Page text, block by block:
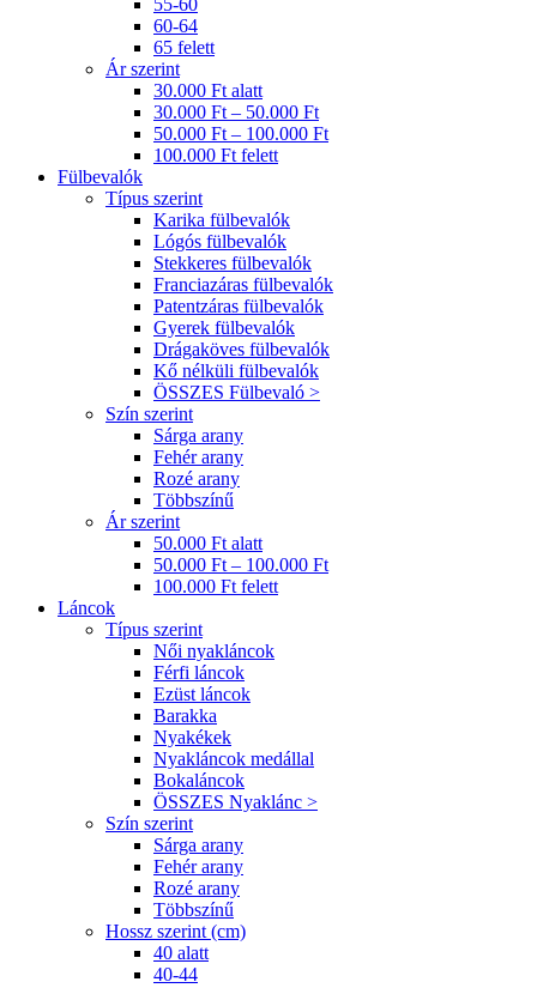
60-64
65 felett
Ár szerint
30.000 Ft alatt
30.000 Ft – 50.000 Ft
50.000 Ft – 100.000 Ft
100.000 Ft felett
Fülbevalók
Típus szerint
Karika fülbevalók
Lógós fülbevalók
Stekkeres fülbevalók
Franciazáras fülbevalók
Patentzáras fülbevalók
Gyerek fülbevalók
Drágaköves fülbevalók
Kő nélküli fülbevalók
ÖSSZES Fülbevaló >
Szín szerint
Sárga arany
Fehér arany
Rozé arany
Többszínű
Ár szerint
50.000 Ft alatt
50.000 Ft – 100.000 Ft
100.000 Ft felett
Láncok
Típus szerint
Női nyakláncok
Férfi láncok
Ezüst láncok
Barakka
Nyakékek
Nyakláncok medállal
Bokaláncok
ÖSSZES Nyaklánc >
Szín szerint
Sárga arany
Fehér arany
Rozé arany
Többszínű
Hossz szerint (cm)
40 alatt
40-44